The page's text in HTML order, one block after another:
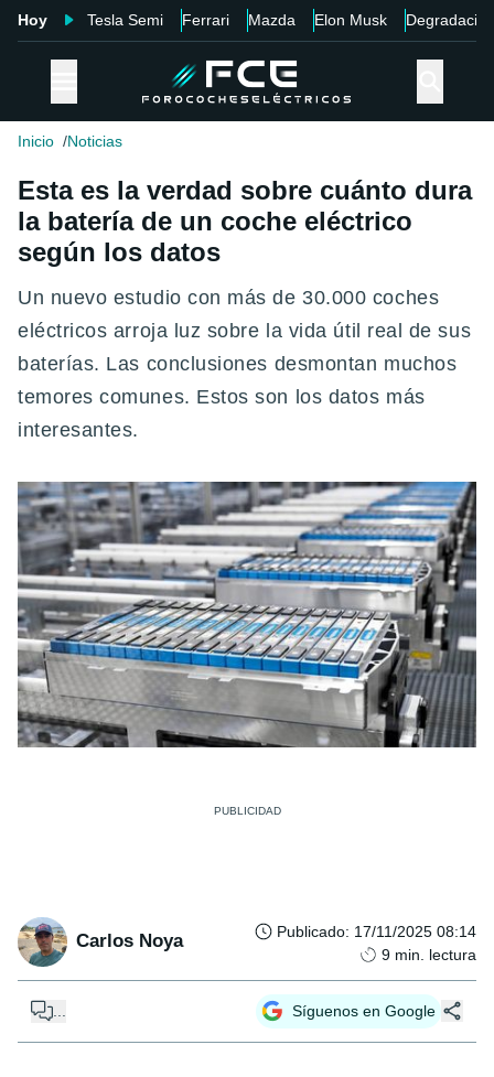
Hoy Tesla Semi Ferrari Mazda Elon Musk Degradación
Inicio Noticias
Esta es la verdad sobre cuánto dura
la batería de un coche eléctrico
según los datos
Un nuevo estudio con más de 30.000 coches
eléctricos arroja luz sobre la vida útil real de sus
baterías. Las conclusiones desmontan muchos
temores comunes. Estos son los datos más
interesantes.
Carlos Noya Publicado: 17/11/2025 08:14
9 min. lectura
Síguenos en Google